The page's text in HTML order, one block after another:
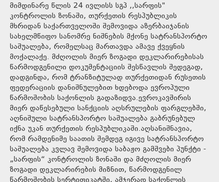
მიმდინარე წლის 24 ივლისს სგპ ,,სარფის"
კონტროლის ზონაში, თურქეთის რესპუბლიკის
მხრიდან საქართველოში შემოვიდა აზერბაიჯანის
სახელმწიფო სანომრე ნიშნების მქონე სატრანსპორტო
საშუალება, რომელსაც მართავდა ამავე ქვეყნის
მოქალაქე. მძღოლის მიერ ზოგადი დეკლარირებისას
წარმოდგენილი დოკუმენტაციის შესწავლის შედეგად,
დადგინდა, რომ ტრანზიტულად თურქეთიდან რუსეთის
ფედერაციის დანიშნულებით ხდებოდა ევროპული
წარმოშობის საქონლის გადაზიდვა.ევროკავშირის
მიერ დაწესებული სანქციის აღსრულების ფარგლებში,
აღნიშული სატრანსპორტო საშუალება გაბრუნებულ
იქნა უკან თურქეთის რესპუბლიკაში.აღსანიშნავია,
რომ რამდენიმე საათის შემდეგ იგივე სატრანსპორტო
საშუალება კვლავ შემოვიდა საბაჟო გამშვები პუნქტი -
„სარფის“ კონტროლის ზონაში და მძღოლის მიერ
ზოგადი დეკლარირების მიზნით, წარმოდგენილ